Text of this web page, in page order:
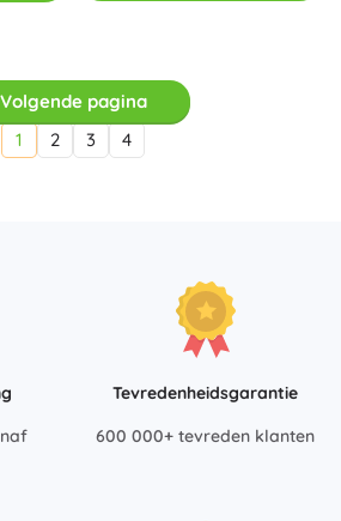
Volgende pagina
1
2 3 4
Tevredenheidsgarantie
600 000+ tevreden klanten